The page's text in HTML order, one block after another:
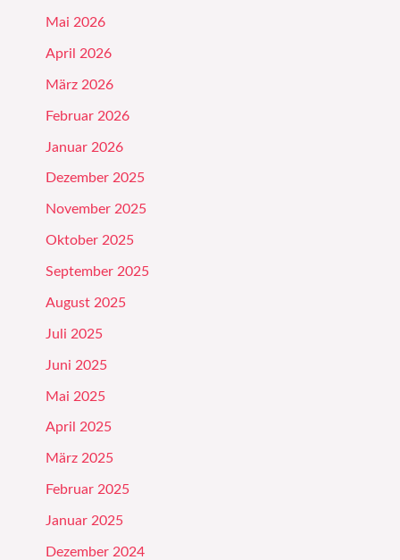
Mai 2026
April 2026
März 2026
Februar 2026
Januar 2026
Dezember 2025
November 2025
Oktober 2025
September 2025
August 2025
Juli 2025
Juni 2025
Mai 2025
April 2025
März 2025
Februar 2025
Januar 2025
Dezember 2024